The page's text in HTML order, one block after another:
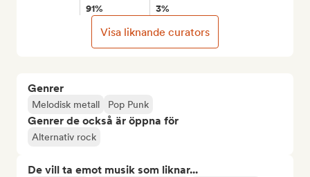
Genrer
Melodisk metall Pop Punk
Genrer de också är öppna för
Alternativ rock
De vill ta emot musik som liknar...
91% 3%
Visa liknande curators